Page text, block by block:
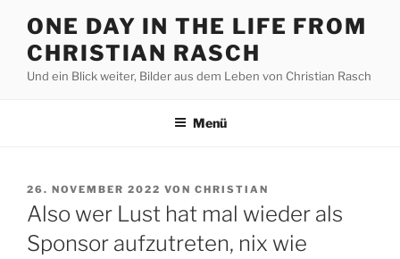
Inhalt
springen
ONE DAY IN THE LIFE FROM
CHRISTIAN RASCH
Und ein Blick weiter, Bilder aus dem Leben von Christian Rasch
Menü
VERÖFFENTLICHT
AM
26. NOVEMBER 2022 VON CHRISTIAN
Also wer Lust hat mal wieder als
Sponsor aufzutreten, nix wie